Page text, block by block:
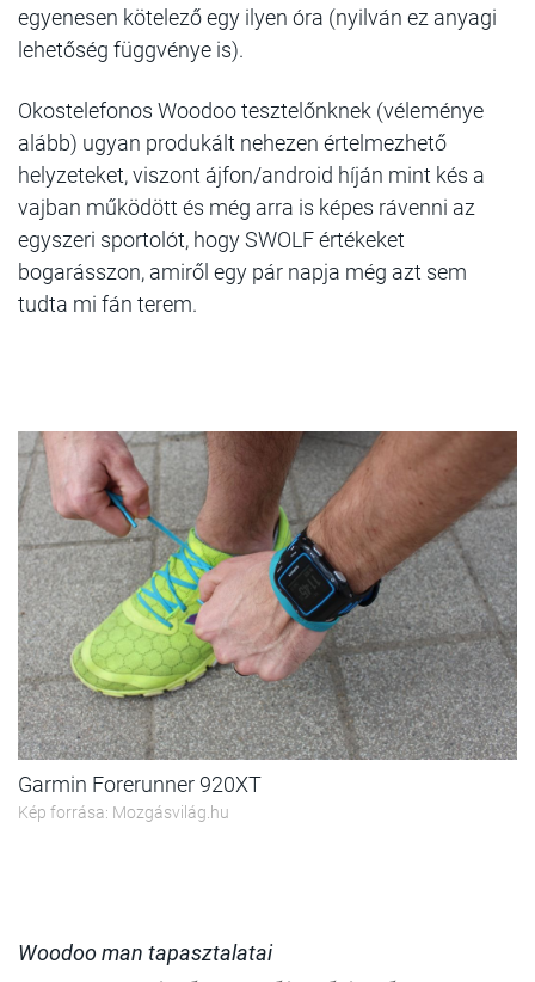
egyenesen kötelező egy ilyen óra (nyilván ez anyagi
lehetőség függvénye is).
Okostelefonos Woodoo tesztelőnknek (véleménye
alább) ugyan produkált nehezen értelmezhető
helyzeteket, viszont ájfon/android híján mint kés a
vajban működött és még arra is képes rávenni az
egyszeri sportolót, hogy SWOLF értékeket
bogarásszon, amiről egy pár napja még azt sem
tudta mi fán terem.
Garmin Forerunner 920XT
Kép forrása: Mozgásvilág.hu
Woodoo man tapasztalatai